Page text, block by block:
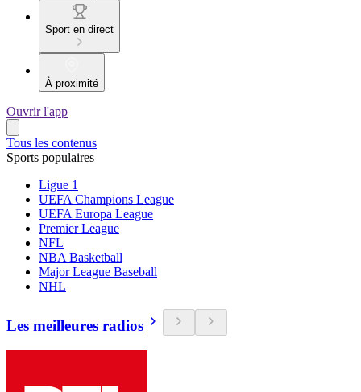
Sport en direct
À proximité
Ouvrir l'app
Tous les contenus
Sports populaires
Ligue 1
UEFA Champions League
UEFA Europa League
Premier League
NFL
NBA Basketball
Major League Baseball
NHL
Les meilleures radios